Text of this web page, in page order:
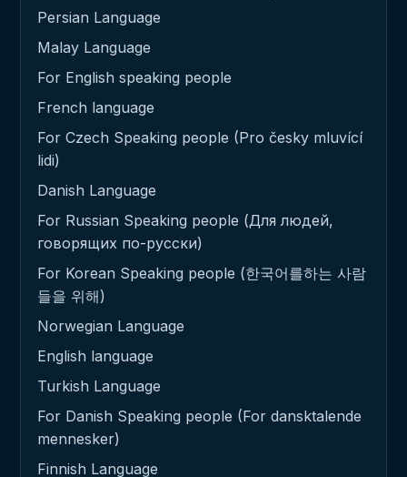
Persian Language
Malay Language
For English speaking people
French language
For Czech Speaking people (Pro česky mluvící
lidi)
Danish Language
For Russian Speaking people (Для людей,
говорящих по-русски)
For Korean Speaking people (한국어를하는 사람
들을 위해)
Norwegian Language
English language
Turkish Language
For Danish Speaking people (For dansktalende
mennesker)
Finnish Language